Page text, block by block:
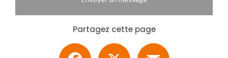
Partagez cette page
Facebook